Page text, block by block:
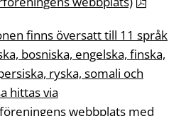
finns översatt till 11 språk
bosniska, engelska, finska,
ryska, somali och
hittas via
webbplats med